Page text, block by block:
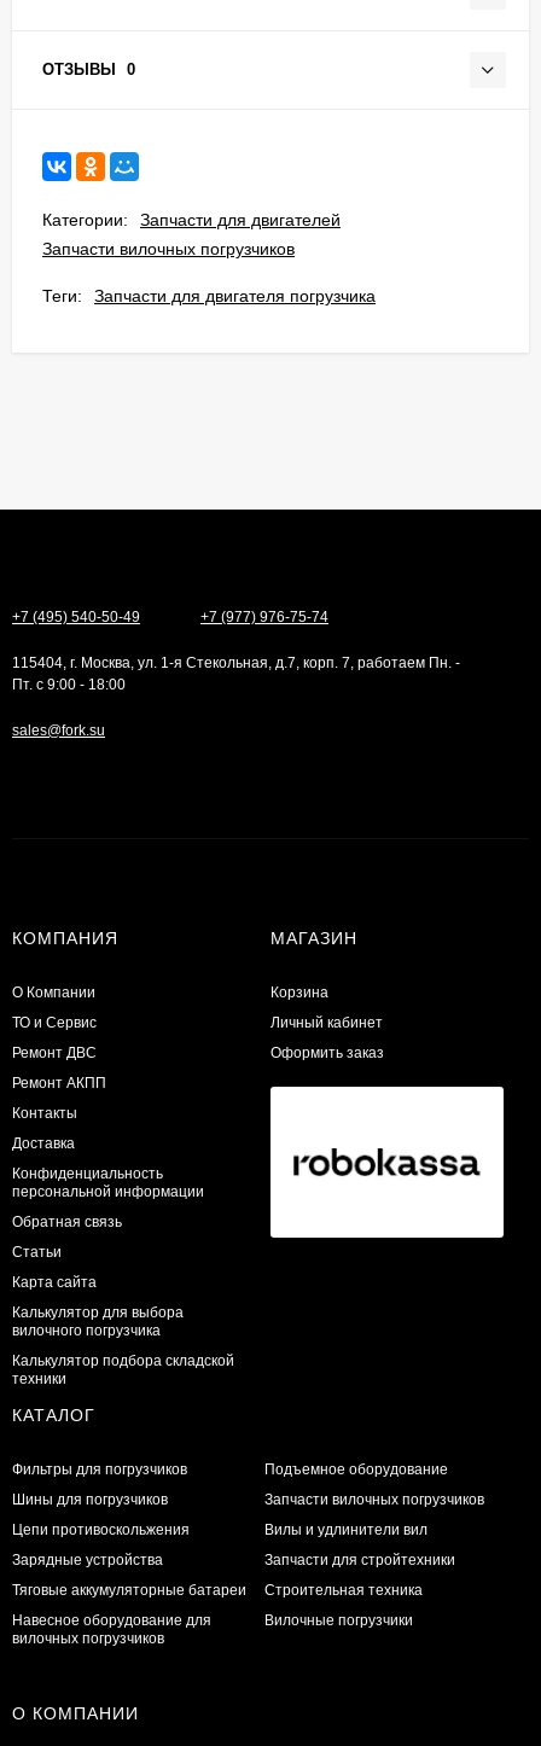
ОТЗЫВЫ 0
Категории:
Запчасти для двигателей
Запчасти вилочных погрузчиков
Теги: Запчасти для двигателя погрузчика
+7 (495) 540-50-49 +7 (977) 976-75-74
115404, г. Москва, ул. 1-я Стекольная, д.7, корп. 7, работаем Пн. -
Пт. с 9:00 - 18:00
sales@fork.su
КОМПАНИЯ
О Компании
ТО и Сервис
​Ремонт ДВС
Ремонт АКПП
Контакты
Доставка
Конфиденциальность
персональной информации
Обратная связь
Статьи
Карта сайта
Калькулятор для выбора
вилочного погрузчика
Калькулятор подбора складской
техники
МАГАЗИН
Корзина
Личный кабинет
Оформить заказ
КАТАЛОГ
Фильтры для погрузчиков
Шины для погрузчиков
Цепи противоскольжения
Зарядные устройства
Тяговые аккумуляторные батареи
Навесное оборудование для
вилочных погрузчиков
Подъемное оборудование
Запчасти вилочных погрузчиков
Вилы и удлинители вил
Запчасти для стройтехники
Строительная техника
Вилочные погрузчики
О КОМПАНИИ